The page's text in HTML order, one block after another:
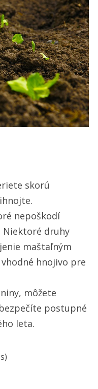
skorú
nepoškodí
Niektoré druhy
maštaľným
hnojivo pre
môžete
postupné
leta.